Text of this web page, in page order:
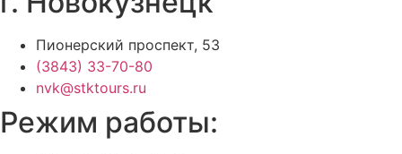
Пионерский проспект, 53
(3843) 33-70-80
nvk@stktours.ru
Режим работы: